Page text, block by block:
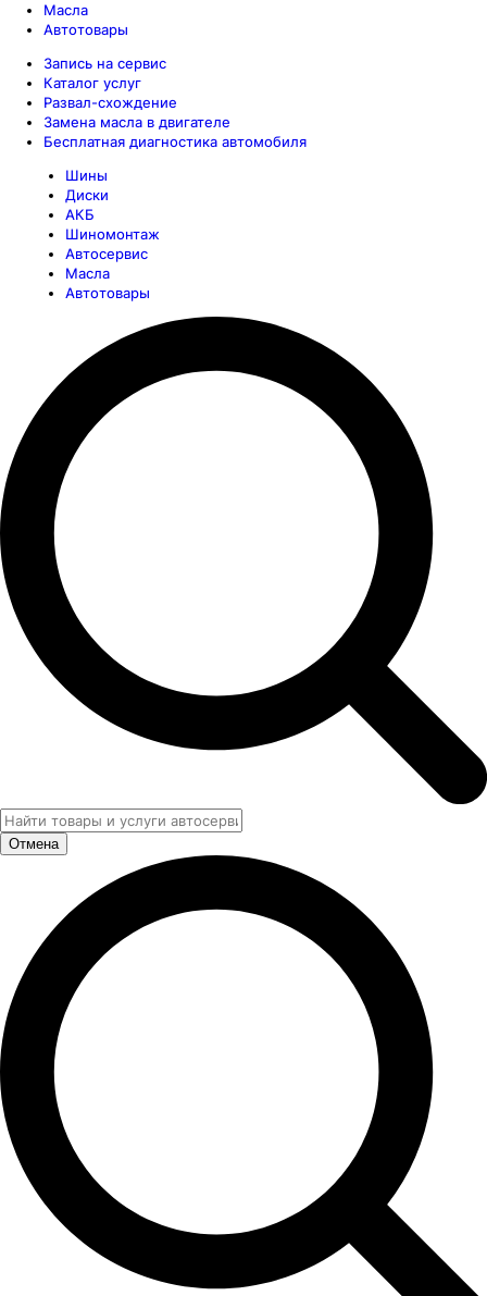
Масла
Автотовары
Запись на сервис
Каталог услуг
Развал-схождение
Замена масла в двигателе
Бесплатная диагностика автомобиля
Шины
Диски
АКБ
Шиномонтаж
Автосервис
Масла
Автотовары
Отмена